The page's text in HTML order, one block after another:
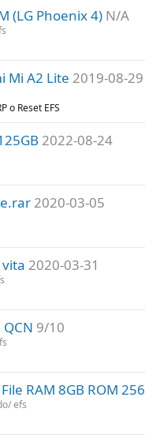
(LG Phoenix 4) N/A
Mi A2 Lite 2019-08-29
o Reset EFS
2022-08-24
2020-03-05
2020-03-31
9/10
RAM 8GB ROM
efs